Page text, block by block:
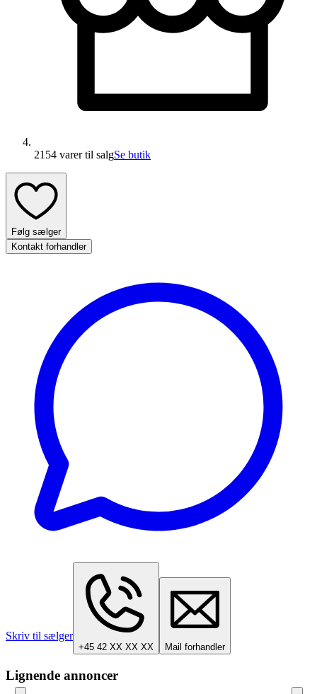
2154 varertil salgSe butik
Følg sælger
Kontakt forhandler
Skriv til sælger
+45 42 XX XX XX Mail forhandler
Lignende annoncer